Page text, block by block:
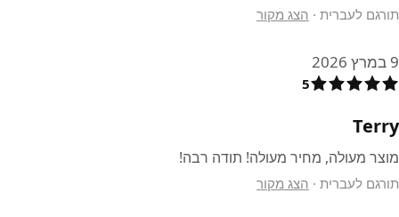
תורגם לעברית · הצג מקור
9 במרץ 2026
5
Terry
מוצר מעולה, מחיר מעולה! תודה רבה!
תורגם לעברית · הצג מקור